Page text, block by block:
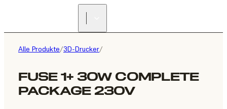
Alle Produkte/3D-Drucker/
FUSE 1+ 30W COMPLETE
PACKAGE 230V